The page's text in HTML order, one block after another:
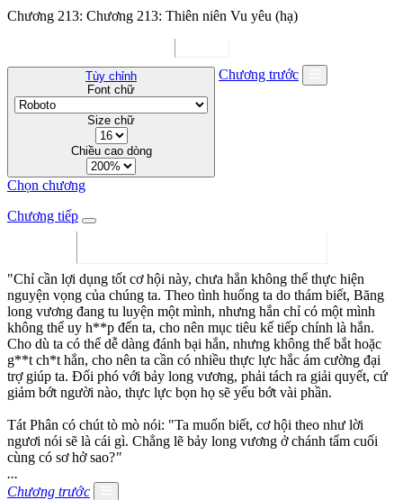
Chương 213: Chương 213: Thiên niên Vu yêu (hạ)
Tùy chỉnh
Font chữ
Size chữ
Chiều cao dòng
Chương trước
Chọn chương
Chương tiếp
"Chỉ cần lợi dụng tốt cơ hội này, chưa hẳn không thể thực hiện
nguyện vọng của chúng ta. Theo tình huống ta do thám biết, Băng
long vương đang tu luyện một mình, nhưng hắn chỉ có một mình
không thể uy h**p đến ta, cho nên mục tiêu kế tiếp chính là hắn.
Cho dù ta có thể dễ dàng đánh bại hắn, nhưng không thể bắt hoặc
g**t ch*t hắn, cho nên ta cần có nhiều thực lực hắc ám cường đại
trợ giúp ta. Đối phó với bảy long vương, phải tách ra giải quyết, cứ
giảm bớt người nào, thực lực bọn họ sẽ yếu bớt vài phần.
Tát Phân có chút tò mò nói: "Ta muốn biết, cơ hội theo như lời
ngươi nói sẽ là cái gì. Chẳng lẽ bảy long vương ở chánh tẩm cuối
cùng có sơ hở sao?"
...
Chương trước